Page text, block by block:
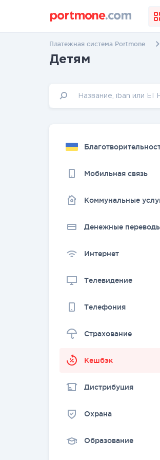
Платежная система Portmone
Детям
Мобильная связь
Коммунальные
Денежные
Интернет
Телевидение
Телефония
Страхование
Kешбэк
Дистрибуция
Охрана
Образование